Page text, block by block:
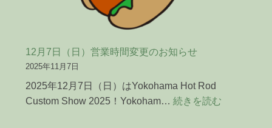
12月7日（日）営業時間変更のお知らせ
2025年11月7日
2025年12月7日（日）はYokohama Hot Rod
Custom Show 2025！Yokoham…続きを読む